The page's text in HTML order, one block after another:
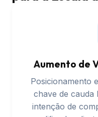
Aumento de
Posicionamento
chave de cauda
intenção de